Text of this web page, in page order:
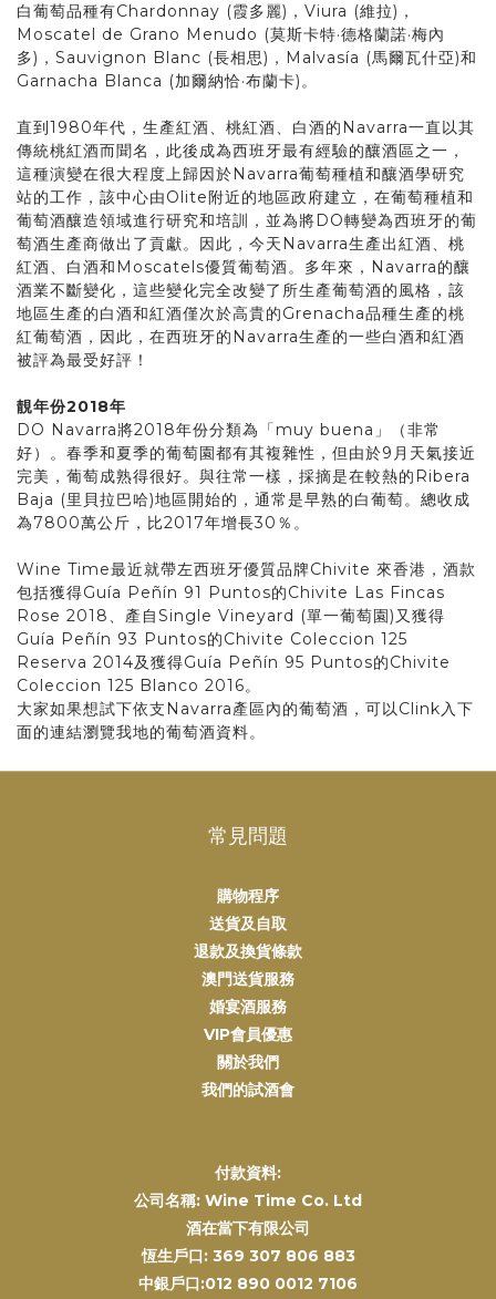
白葡萄品種有Chardonnay (霞多麗)，Viura (維拉)，
Moscatel de Grano Menudo (莫斯卡特·德格蘭諾·梅內
多)，Sauvignon Blanc (長相思)，Malvasía (馬爾瓦什亞)和
Garnacha Blanca (加爾納恰·布蘭卡)。
直到1980年代，生產紅酒、桃紅酒、白酒的Navarra一直以其
傳統桃紅酒而聞名，此後成為西班牙最有經驗的釀酒區之一，
這種演變在很大程度上歸因於Navarra葡萄種植和釀酒學研究
站的工作，該中心由Olite附近的地區政府建立，在葡萄種植和
葡萄酒釀造領域進行研究和培訓，並為將DO轉變為西班牙的葡
萄酒生產商做出了貢獻。因此，今天Navarra生產出紅酒、桃
紅酒、白酒和Moscatels優質葡萄酒。多年來，Navarra的釀
酒業不斷變化，這些變化完全改變了所生產葡萄酒的風格，該
地區生產的白酒和紅酒僅次於高貴的Grenacha品種生產的桃
紅葡萄酒，因此，在西班牙的Navarra生產的一些白酒和紅酒
被評為最受好評！
靚年份2018年
DO Navarra將2018年份分類為「muy buena」（非常
好）。春季和夏季的葡萄園都有其複雜性，但由於9月天氣接近
完美，葡萄成熟得很好。與往常一樣，採摘是在較熱的Ribera
Baja (里貝拉巴哈)地區開始的，通常是早熟的白葡萄。總收成
為7800萬公斤，比2017年增長30％。
Wine Time最近就帶左西班牙優質品牌Chivite 來香港，酒款
包括獲得Guía Peñín 91 Puntos的Chivite Las Fincas
Rose 2018、產自Single Vineyard (單一葡萄園)又獲得
Guía Peñín 93 Puntos的Chivite Coleccion 125
Reserva 2014及獲得Guía Peñín 95 Puntos的Chivite
Coleccion 125 Blanco 2016。
大家如果想試下依支Navarra產區內的葡萄酒，可以Clink入下
面的連結瀏覽我地的葡萄酒資料。
常見問題
購物程序
送貨及自取
退款及換貨條款
澳門送貨服務
婚宴酒服務
VIP會員優惠
關於我們
我們的試酒會
付款資料:
公司名稱: Wine Time Co. Ltd
酒在當下有限公司
恆生戶口: 369 307 806 883
中銀戶口:012 890 0012 7106